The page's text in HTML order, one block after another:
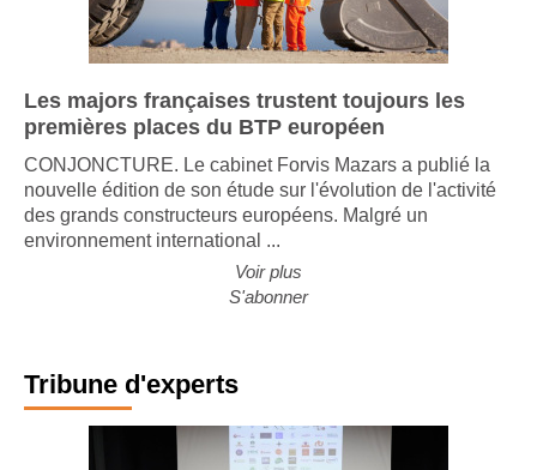
Les majors françaises trustent toujours les
premières places du BTP européen
CONJONCTURE. Le cabinet Forvis Mazars a publié la
nouvelle édition de son étude sur l'évolution de l'activité
des grands constructeurs européens. Malgré un
Voir plus
Tribune d'experts